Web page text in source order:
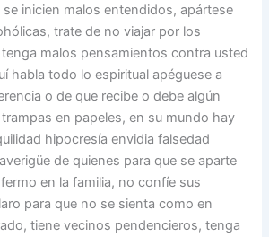
se inicien malos entendidos, apártese
trate de no viajar por los
malos pensamientos contra usted
habla todo lo espiritual apéguese a
o de que recibe o debe algún
en papeles, en su mundo hay
hipocresía envidia falsedad
de quienes para que se aparte
en la familia, no confíe sus
para que no se sienta como en
tiene vecinos pendencieros, tenga